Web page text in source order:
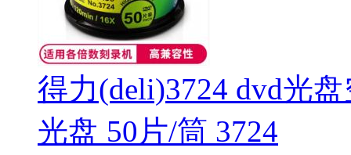
得力(deli)3724 dvd光
光盘 50片/筒 3724